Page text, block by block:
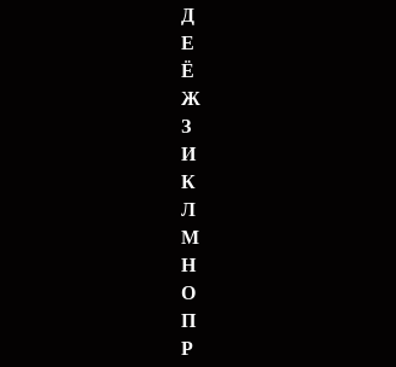
Д
Е
Ё
Ж
З
И
К
Л
М
Н
О
П
Р